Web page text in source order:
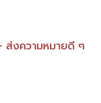
ส่งความหมายดี ๆ